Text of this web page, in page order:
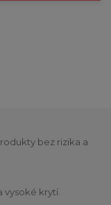
bez rizika a
vysoké krytí.